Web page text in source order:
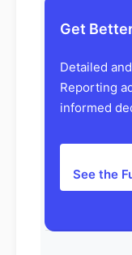
Get
Detailed
Reporting
informed
See the